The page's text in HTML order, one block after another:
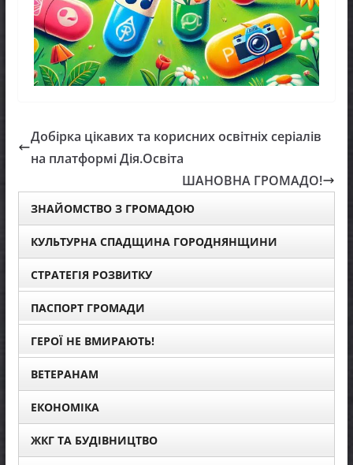
Добірка цікавих та корисних освітніх серіалів
на платформі Дія.Освіта
ШАНОВНА ГРОМАДО!
ЗНАЙОМСТВО З ГРОМАДОЮ
КУЛЬТУРНА СПАДЩИНА ГОРОДНЯНЩИНИ
СТРАТЕГІЯ РОЗВИТКУ
ПАСПОРТ ГРОМАДИ
ГЕРОЇ НЕ ВМИРАЮТЬ!
ВЕТЕРАНАМ
ЕКОНОМІКА
ЖКГ ТА БУДІВНИЦТВО